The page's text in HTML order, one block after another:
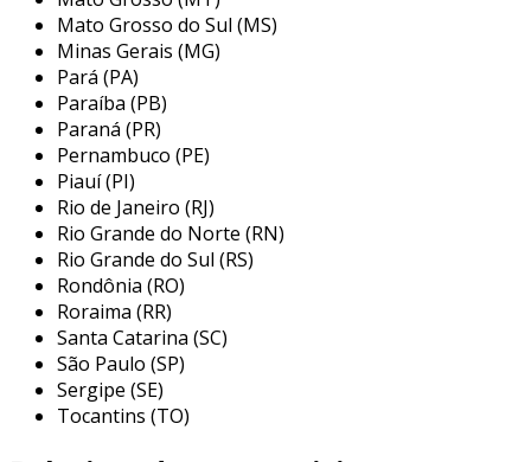
principais aplicações do
acoplamento magnético rexnord
o acoplamento magnético rexnord é utilizado
em diversas indústrias, devido à sua eficiência e
durabilidade. suas aplicações são variadas,
refletindo a versatilidade deste componente. as
principais aplicações incluem:
indústria de mineração:
transportadores e trituradores, onde a
proteção contra sobrecargas é crucial.
setor petroquímico:
compressores, o acoplamento magnético
Mato Grosso do Sul (MS)
Minas Gerais (MG)
Pará (PA)
Paraíba (PB)
Paraná (PR)
Pernambuco (PE)
Piauí (PI)
Rio de Janeiro (RJ)
Rio Grande do Norte (RN)
Rio Grande do Sul (RS)
Rondônia (RO)
Roraima (RR)
Santa Catarina (SC)
São Paulo (SP)
Sergipe (SE)
Tocantins (TO)